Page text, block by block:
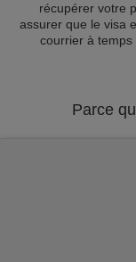
récupérer votre
assurer que le visa
courrier à temps
Parce